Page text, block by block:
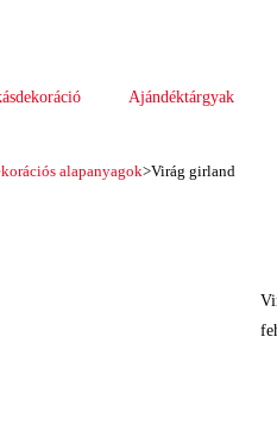
Ajándéktárgyak
alapanyagok>Virág girland